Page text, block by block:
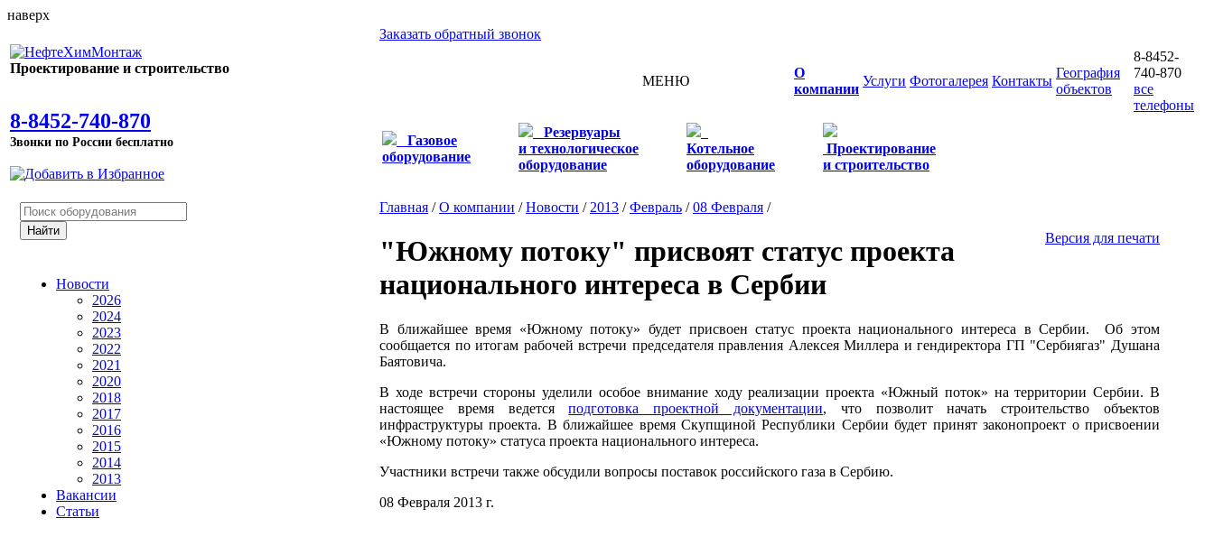
наверх
Проектирование и строительство
8-8452-740-870
Звонки по России бесплатно
Заказать обратный звонок
МЕНЮ
О
компании
Услуги Фотогалерея Контакты
География
объектов
8-8452-
740-870
все
телефоны
Газовое
оборудование
Резервуары
и технологическое
оборудование
Котельное
оборудование
Проектирование
и строительство
Новости
2026
2024
2023
2022
2021
2020
2018
2017
2016
2015
2014
2013
Вакансии
Статьи
Главная /О компании /Новости / 2013 /Февраль /08 Февраля /
Версия для печати
"Южному потоку" присвоят статус проекта
национального интереса в Сербии
В ближайшее время «Южному потоку» будет присвоен статус проекта национального интереса в Сербии. Об этом
сообщается по итогам рабочей встречи председателя правления Алексея Миллера и гендиректора ГП "Сербиягаз" Душана
Баятовича.
В ходе встречи стороны уделили особое внимание ходу реализации проекта «Южный поток» на территории Сербии. В
настоящее время ведетсяподготовка проектной документации, что позволит начать строительство объектов
инфраструктуры проекта. В ближайшее время Скупщиной Республики Сербии будет принят законопроект о присвоении
«Южному потоку» статуса проекта национального интереса.
Участники встречи также обсудили вопросы поставок российского газа в Сербию.
08 Февраля 2013 г.